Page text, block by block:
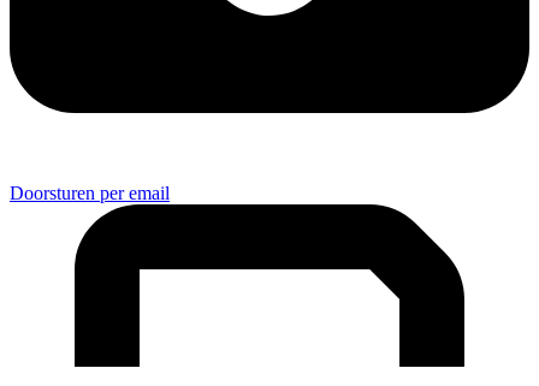
Doorsturen per email